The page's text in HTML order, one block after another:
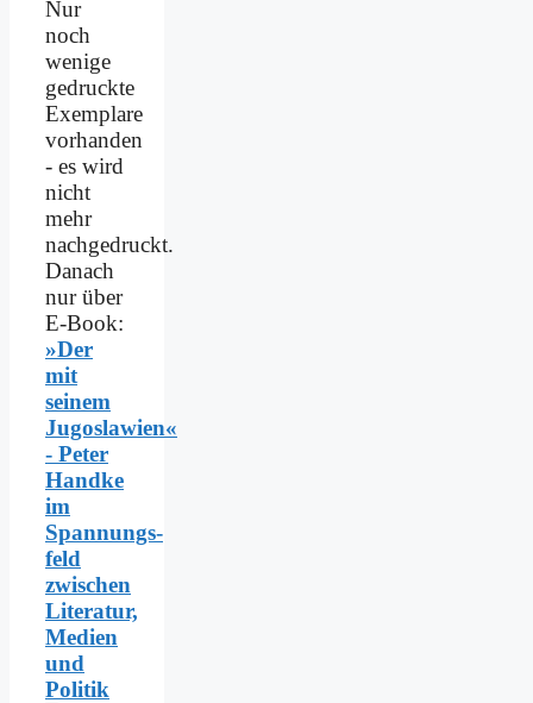
Nur
noch
wenige
gedruckte
Exemplare
vorhanden
- es wird
nicht
mehr
nachgedruckt.
Danach
nur über
E-Book:
»Der
mit
seinem
Jugoslawien«
- Peter
Handke
im
Spannungs­
feld
zwischen
Literatur,
Medien
und
Politik